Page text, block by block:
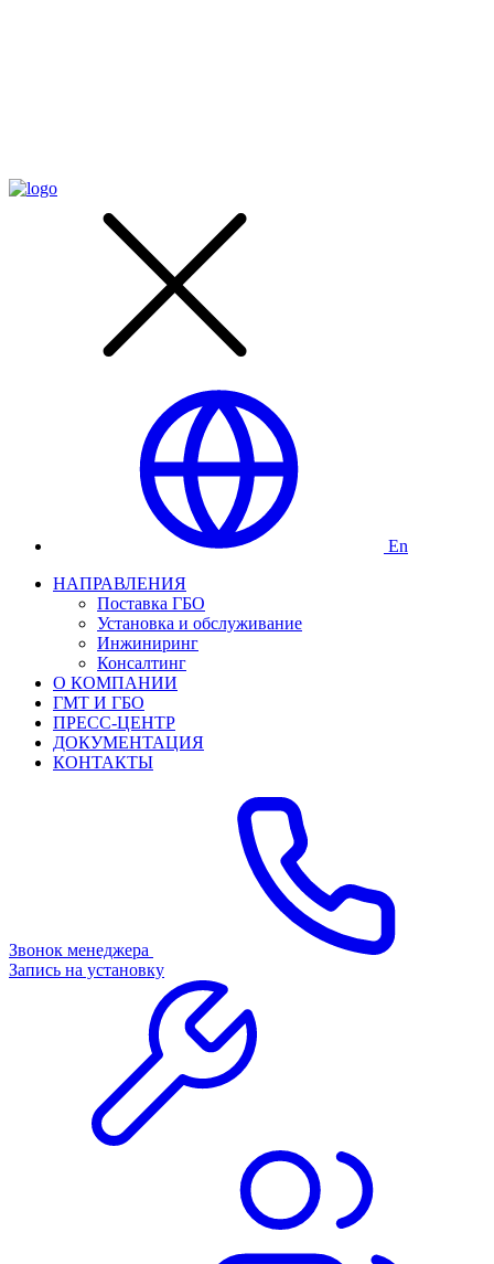
En
НАПРАВЛЕНИЯ
Поставка ГБО
Установка и обслуживание
Инжиниринг
Консалтинг
О КОМПАНИИ
ГМТ И ГБО
ПРЕСС-ЦЕНТР
ДОКУМЕНТАЦИЯ
КОНТАКТЫ
Звонок менеджера
Запись на установку